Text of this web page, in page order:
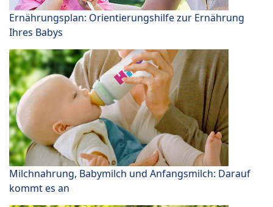
Ernährungsplan: Orientierungshilfe zur Ernährung
Ihres Babys
Milchnahrung, Babymilch und Anfangsmilch: Darauf
kommt es an